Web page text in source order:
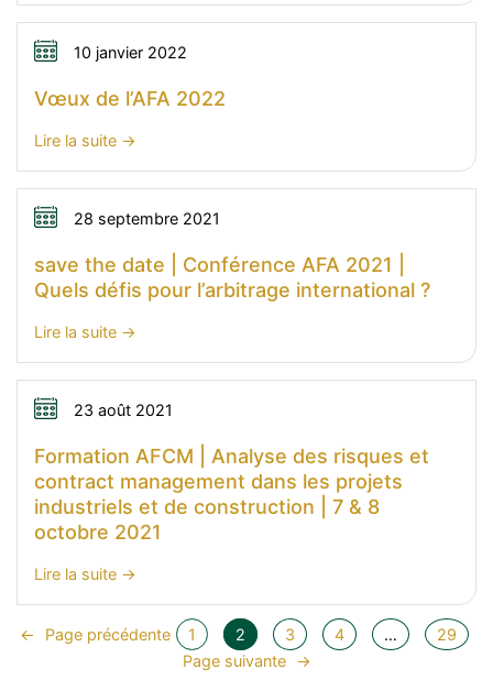
Default
in
|
Rendez-
des
14
février
Lien
connexion
10 janvier 2022
Vœux de l’AFA 2022
Lire la suite:
de
l’AFA
28 septembre 2021
save the date | Conférence AFA 2021 |
Quels défis pour l’arbitrage international ?
Lire la suite:
the
date
Conférence
AFA
2021
|
Quels
l’arbitrage
international
23 août 2021
Formation AFCM | Analyse des risques et
contract management dans les projets
industriels et de construction | 7 & 8
octobre 2021
Lire la suite:
AFCM
← Page précédente 1 2 3 4 …
29
Page suivante
→